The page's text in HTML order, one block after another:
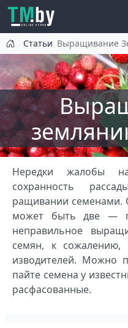
Перейти к основному
Статьи Выращивание
Нередки жа­лобы
сохранность
ращивании семенами.
может быть две —
неправильное
семян, к сожалению,
изводителей. Можно
пайте семена у
расфасованные.